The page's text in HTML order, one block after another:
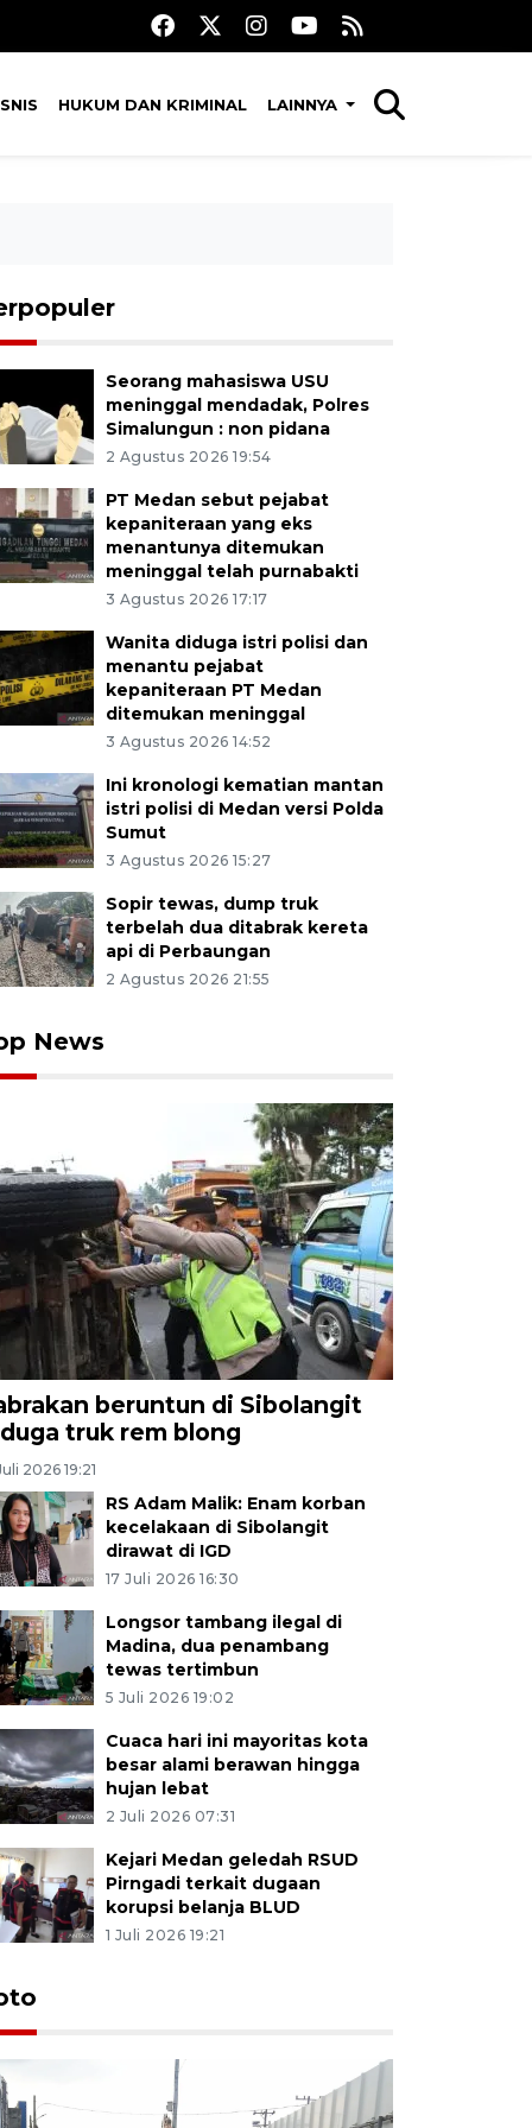
HUKUM DAN KRIMINAL LAINNYA
Seorang mahasiswa USU
meninggal mendadak, Polres
Simalungun : non pidana
2 Agustus 2026 19:54
PT Medan sebut pejabat
kepaniteraan yang eks
menantunya ditemukan
meninggal telah purnabakti
3 Agustus 2026 17:17
Wanita diduga istri polisi dan
menantu pejabat
kepaniteraan PT Medan
ditemukan meninggal
3 Agustus 2026 14:52
Ini kronologi kematian mantan
istri polisi di Medan versi Polda
Sumut
3 Agustus 2026 15:27
Sopir tewas, dump truk
terbelah dua ditabrak kereta
api di Perbaungan
2 Agustus 2026 21:55
News
beruntun di Sibolangit
truk rem blong
2026 19:21
RS Adam Malik: Enam korban
kecelakaan di Sibolangit
dirawat di IGD
17 Juli 2026 16:30
Longsor tambang ilegal di
Madina, dua penambang
tewas tertimbun
5 Juli 2026 19:02
Cuaca hari ini mayoritas kota
besar alami berawan hingga
hujan lebat
2 Juli 2026 07:31
Kejari Medan geledah RSUD
Pirngadi terkait dugaan
korupsi belanja BLUD
1 Juli 2026 19:21